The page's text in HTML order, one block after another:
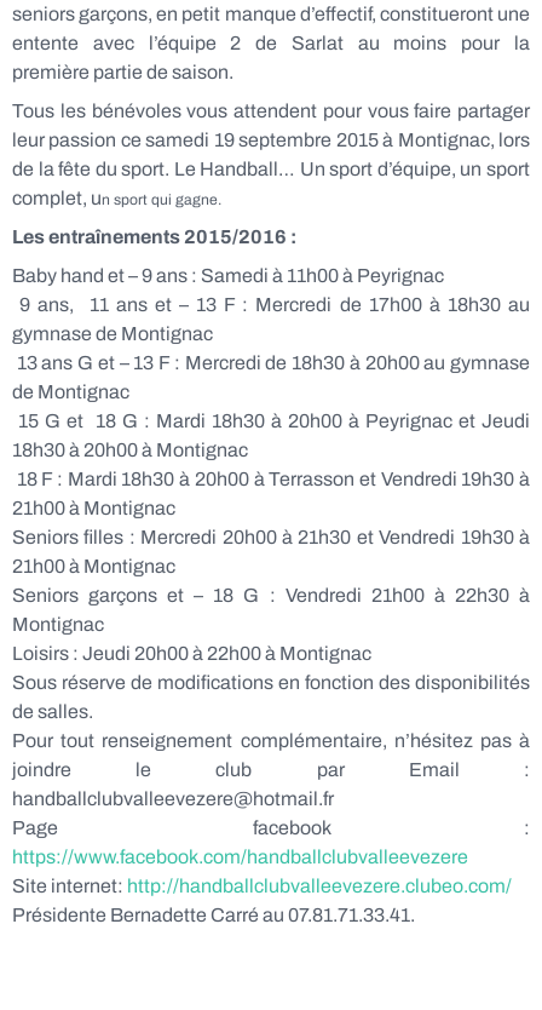
seniors garçons, en petit manque d’effectif, constitueront une
entente avec l’équipe 2 de Sarlat au moins pour la
première partie de saison.
Tous les bénévoles vous attendent pour vous faire partager
leur passion ce samedi 19 septembre 2015 à Montignac, lors
de la fête du sport. Le Handball… Un sport d’équipe, un sport
complet, un sport qui gagne.
Les entraînements 2015/2016 :
Baby hand et – 9 ans : Samedi à 11h00 à Peyrignac
­ 9 ans, ­ 11 ans et – 13 F : Mercredi de 17h00 à 18h30 au
gymnase de Montignac
­ 13 ans G et – 13 F : Mercredi de 18h30 à 20h00 au gymnase
de Montignac
­ 15 G et ­ 18 G : Mardi 18h30 à 20h00 à Peyrignac et Jeudi
18h30 à 20h00 à Montignac
­ 18 F : Mardi 18h30 à 20h00 à Terrasson et Vendredi 19h30 à
21h00 à Montignac
Seniors filles : Mercredi 20h00 à 21h30 et Vendredi 19h30 à
21h00 à Montignac
Seniors garçons et – 18 G : Vendredi 21h00 à 22h30 à
Montignac
Loisirs : Jeudi 20h00 à 22h00 à Montignac
Sous réserve de modifications en fonction des disponibilités
de salles.
Pour tout renseignement complémentaire, n’hésitez pas à
joindre le club par E­mail :
handballclubvalleevezere@hotmail.fr
Page facebook :
https://www.facebook.com/handballclubvalleevezere
Site internet: http://handball­club­vallee­vezere.clubeo.com/
Présidente Bernadette Carré au 07.81.71.33.41.